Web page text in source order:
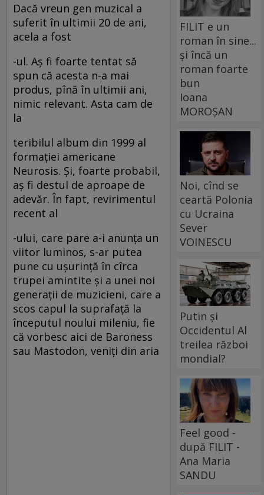
Dacă vreun gen muzical a
suferit în ultimii 20 de ani,
acela a fost
-ul. Aş fi foarte tentat să
spun că acesta n-a mai
produs, pînă în ultimii ani,
nimic relevant. Asta cam de
la
teribilul album din 1999 al
formaţiei americane
Neurosis. Şi, foarte probabil,
aş fi destul de aproape de
adevăr. În fapt, revirimentul
recent al
-ului, care pare a-i anunţa un
viitor luminos, s-ar putea
pune cu uşurinţă în cîrca
trupei amintite şi a unei noi
generaţii de muzicieni, care a
scos capul la suprafaţă la
începutul noului mileniu, fie
că vorbesc aici de Baroness
sau Mastodon, veniţi din aria
FILIT e un
roman în sine...
și încă un
roman foarte
bun
Ioana
MOROȘAN
Noi, cînd se
ceartă Polonia
cu Ucraina
Sever
VOINESCU
Putin și
Occidentul Al
treilea război
mondial?
Feel good -
după FILIT -
Ana Maria
SANDU